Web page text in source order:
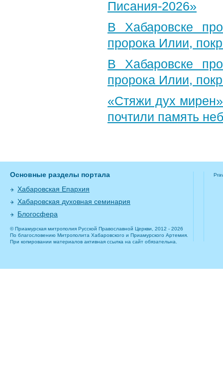
Писания-2026»
В Хабаровске
пророка Илии,
В Хабаровске
пророка Илии,
«Стяжи дух
почтили память
Основные разделы портала
Хабаровская Епархия
Хабаровская духовная семинария
Блогосфера
© Приамурская митрополия Русской Православной Церкви, 2012 - 2026
По благословению Митрополита Хабаровского и Приамурского Артемия.
При копировании материалов активная ссылка на сайт обязательна.